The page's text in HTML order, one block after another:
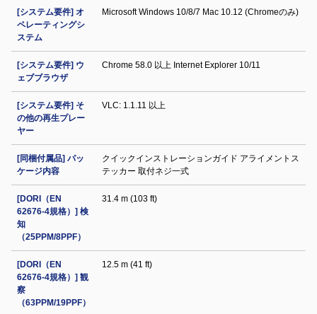
[システム要件] オ
ペレーティングシ
ステム
Microsoft Windows 10/8/7 Mac 10.12 (Chromeのみ)
[システム要件] ウ
ェブブラウザ
Chrome 58.0 以上 Internet Explorer 10/11
[システム要件] そ
の他の再生プレー
ヤー
VLC: 1.1.11 以上
[同梱付属品] パッ
ケージ内容
クイックインストレーションガイド アライメントス
テッカー 取付ネジ一式
[DORI（EN
62676-4規格）] 検
知
（25PPM/8PPF）
31.4 m (103 ft)
[DORI（EN
62676-4規格）] 観
察
（63PPM/19PPF）
12.5 m (41 ft)